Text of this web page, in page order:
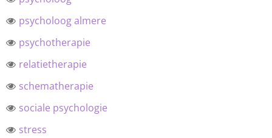
psycholoog almere
psychotherapie
relatietherapie
schematherapie
sociale psychologie
stress